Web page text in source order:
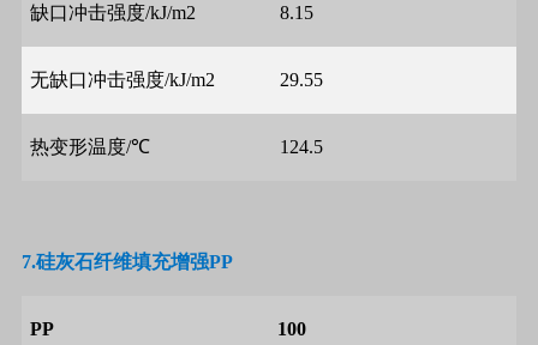
缺口冲击强度/kJ/m2 8.15
无缺口冲击强度/kJ/m2 29.55
热变形温度/℃ 124.5
7.硅灰石纤维填充增强PP
PP 100